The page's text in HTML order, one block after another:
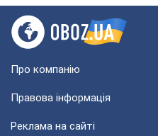
Про компанію
Правова інформація
Реклама на сайті